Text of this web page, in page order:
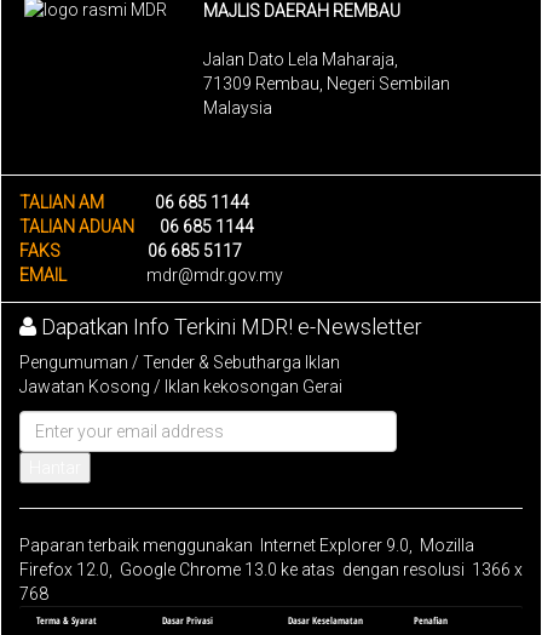
MAJLIS DAERAH REMBAU
Jalan Dato Lela Maharaja,
71309 Rembau, Negeri Sembilan
Malaysia
TALIAN AM
06 685 1144
TALIAN ADUAN
06 685 1144
FAKS
06 685 5117
EMAIL
mdr@mdr.gov.my
Dapatkan Info Terkini MDR! e-Newsletter
Pengumuman / Tender & Sebutharga Iklan
Jawatan Kosong / Iklan kekosongan Gerai
Paparan terbaik menggunakan Internet Explorer 9.0, Mozilla
Firefox 12.0, Google Chrome 13.0 ke atas dengan resolusi 1366 x
768
Terma & Syarat Dasar Privasi Dasar Keselamatan Penafian